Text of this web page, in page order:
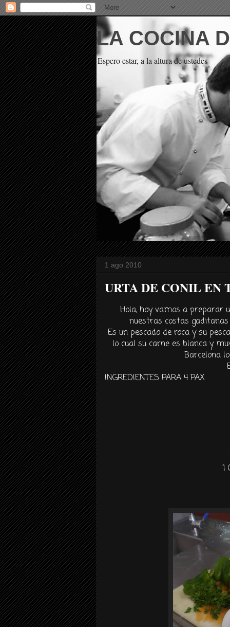
LA COCINA
Espero estar, a la altura de ustedes
1 ago 2010
URTA DE CONIL EN
Hola, hoy vamos a preparar
nuestras costas
Es un pescado de roca y su
lo cual su carne es blanca y
Barcelona
INGREDIENTES PARA 4 PAX
1